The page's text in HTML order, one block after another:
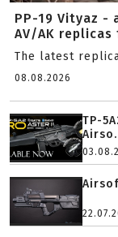
PP-19 Vityaz
AV/AK replicas
The latest
08.08.2026
TP-